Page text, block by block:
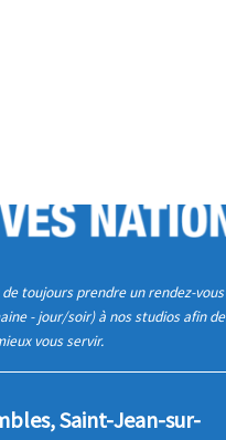
toujours prendre un rendez-vous
- jour/soir) à nos studios afin de
vous servir.
Saint-Jean-sur-